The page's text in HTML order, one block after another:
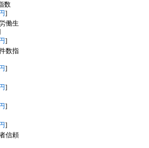
数
]
働生
]
数指
]
]
]
]
信頼